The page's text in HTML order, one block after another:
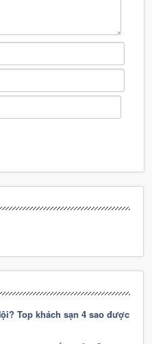
Top khách sạn 4 sao được